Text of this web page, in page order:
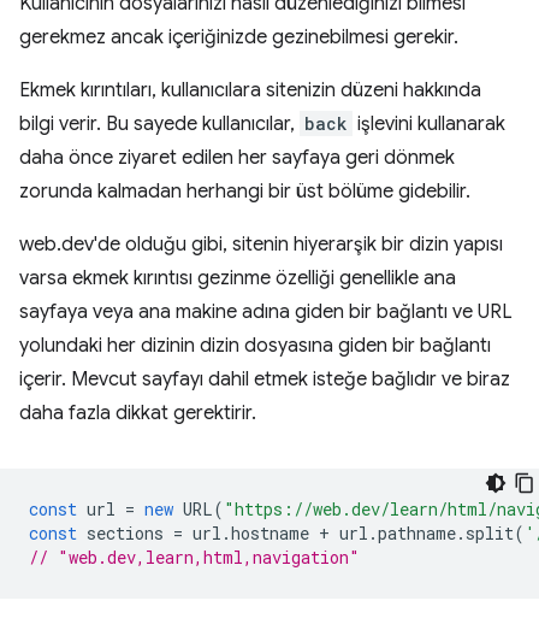
gerekmez ancak içeriğinizde gezinebilmesi gerekir.
Ekmek kırıntıları, kullanıcılara sitenizin düzeni hakkında
bilgi verir. Bu sayede kullanıcılar, back işlevini kullanarak
daha önce ziyaret edilen her sayfaya geri dönmek
zorunda kalmadan herhangi bir üst bölüme gidebilir.
web.dev'de olduğu gibi, sitenin hiyerarşik bir dizin yapısı
varsa ekmek kırıntısı gezinme özelliği genellikle ana
sayfaya veya ana makine adına giden bir bağlantı ve URL
yolundaki her dizinin dizin dosyasına giden bir bağlantı
içerir. Mevcut sayfayı dahil etmek isteğe bağlıdır ve biraz
daha fazla dikkat gerektirir.
const url = new URL( "https://web.dev/learn/html/
const sections = url .hostname + url .pathname. split(
// "web.dev,learn,html,navigation"